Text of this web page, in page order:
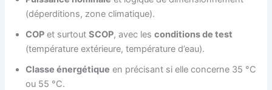
(déperditions, zone climatique).
COP et surtoutSCOP, avec lesconditions de test
(température extérieure, température d’eau).
Classe énergétique en précisant si elle concerne 35 °C
ou 55 °C.